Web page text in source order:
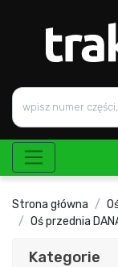
Strona główna
Oś przednia
Kategorie